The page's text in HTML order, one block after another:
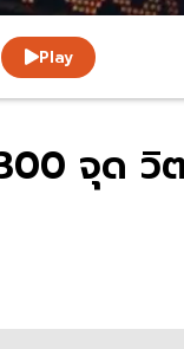
Play
จุด